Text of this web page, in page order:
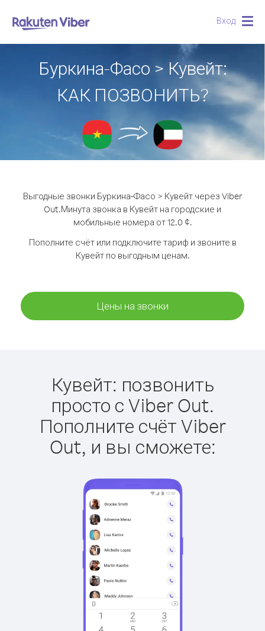
Вход
Буркина-Фасо > Кувейт:
КАК ПОЗВОНИТЬ?
Выгодные звонки Буркина-Фасо > Кувейт через Viber
Out.Минута звонка в Кувейт на городские и
мобильные номера от 12.0 ¢.
Пополните счёт или подключите тариф и звоните в
Кувейт по выгодным ценам.
Цены на звонки
Кувейт: позвонить
просто с Viber Out.
Пополните счёт Viber
Out, и вы сможете: